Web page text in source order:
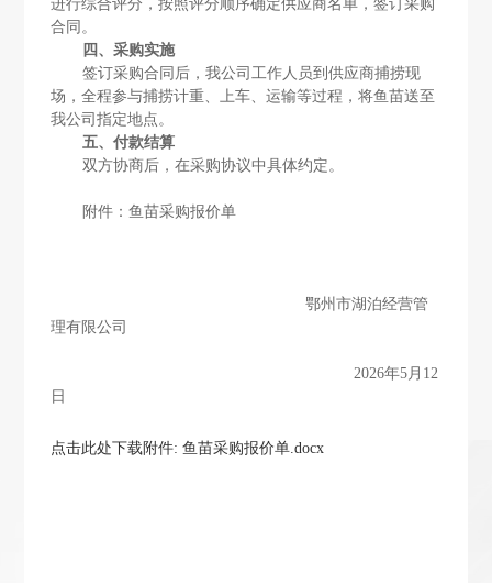
合同。
四、采购实施
签订采购合同后，我公司工作人员到供应商捕捞现
场，全程参与捕捞计重、上车、运输等过程，将鱼苗送至
我公司指定地点。
五、付款结算
双方协商后，在采购协议中具体约定。
附件：鱼苗采购报价单
鄂州市湖泊经营管
理有限公司
2026年5月 12
日
点击此处下载附件: 鱼苗采购报价单.docx